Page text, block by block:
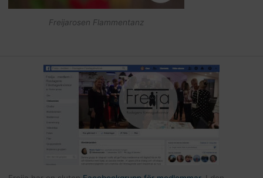
Freijarosen Flammentanz